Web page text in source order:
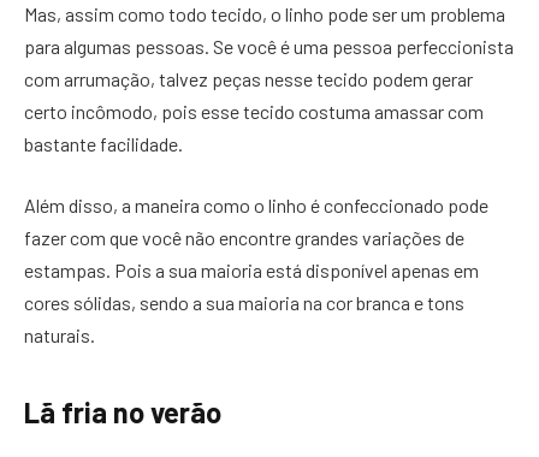
Mas, assim como todo tecido, o linho pode ser um problema
para algumas pessoas. Se você é uma pessoa perfeccionista
com arrumação, talvez peças nesse tecido podem gerar
certo incômodo, pois esse tecido costuma amassar com
bastante facilidade.
Além disso, a maneira como o linho é confeccionado pode
fazer com que você não encontre grandes variações de
estampas. Pois a sua maioria está disponível apenas em
cores sólidas, sendo a sua maioria na cor branca e tons
naturais.
Lã fria no verão